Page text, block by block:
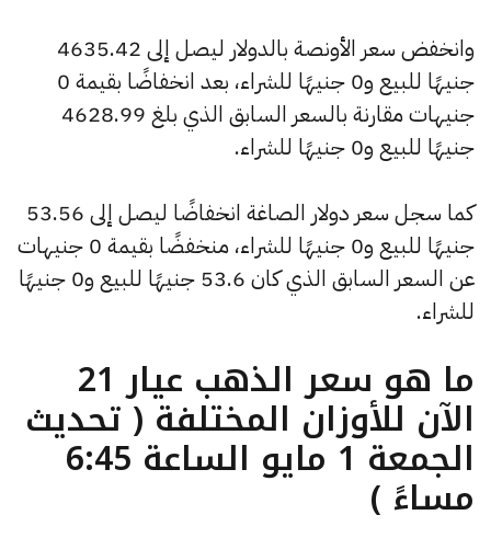
وانخفض سعر الأونصة بالدولار ليصل إلى 4635.42
جنيهًا للبيع و0 جنيهًا للشراء، بعد انخفاضًا بقيمة 0
جنيهات مقارنة بالسعر السابق الذي بلغ 4628.99
جنيهًا للبيع و0 جنيهًا للشراء.
كما سجل سعر دولار الصاغة انخفاضًا ليصل إلى 53.56
جنيهًا للبيع و0 جنيهًا للشراء، منخفضًا بقيمة 0 جنيهات
عن السعر السابق الذي كان 53.6 جنيهًا للبيع و0 جنيهًا
للشراء.
ما هو سعر الذهب عيار 21
الآن للأوزان المختلفة ( تحديث
الجمعة 1 مايو الساعة 6:45
مساءً )